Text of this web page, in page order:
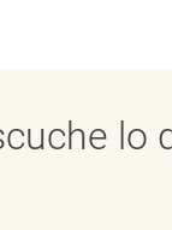
lo